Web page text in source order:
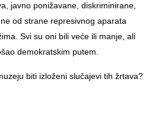
javno ponižavane, diskriminirane,
od strane represivnog aparata
Svi su oni bili veće ili manje, ali
demokratskim putem.
biti izloženi slučajevi tih žrtava?